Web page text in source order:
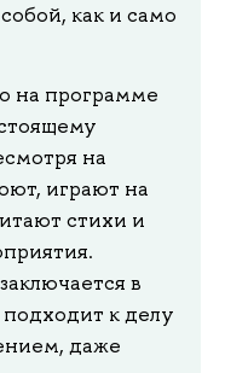
как и само
на программе
на
играют на
стихи и
в
к делу
даже